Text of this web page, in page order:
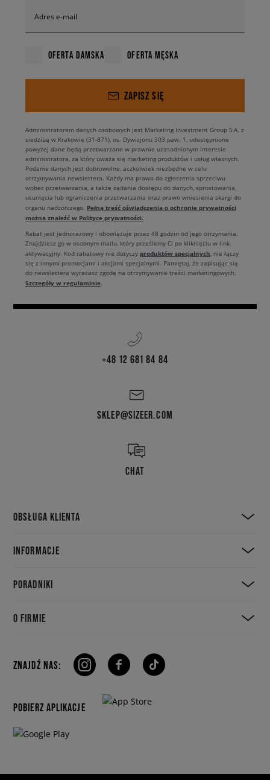
Adres e-mail
OFERTA DAMSKA OFERTA MĘSKA
ZAPISZ SIĘ
Administratorem danych osobowych jest Marketing Investment Group S.A. z
siedzibą w Krakowie (31-871), os. Dywizjonu 303 paw. 1, udostępnione
powyżej dane będą przetwarzane w prawnie uzasadnionym interesie
administratora, za który uważa się marketing produktów i usług własnych.
Podanie danych jest dobrowolne, aczkolwiek niezbędne w celu
otrzymywania newslettera. Każdy ma prawo do zgłoszenia sprzeciwu
wobec przetwarzania, a także żądania dostępu do danych, sprostowania,
usunięcia lub ograniczenia przetwarzania oraz prawo wniesienia skargi do
organu nadzorczego. Pełną treść oświadczenia o ochronie prywatności
można znaleźć w Polityce prywatności.
Rabat jest jednorazowy i obowiązuje przez 48 godzin od jego otrzymania.
Znajdziesz go w osobnym mailu, który prześlemy Ci po kliknięciu w link
aktywacyjny. Kod rabatowy nie dotyczy produktów specjalnych, nie łączy
się z innymi promocjami i akcjami specjalnymi. Pamiętaj, że zapisując się
do newslettera wyrażasz zgodę na otrzymywanie treści marketingowych.
Szczegóły w regulaminie.
+48 12 681 84 84
SKLEP@SIZEER.COM
CHAT
OBSŁUGA KLIENTA
INFORMACJE
PORADNIKI
O FIRMIE
ZNAJDŹ NAS:
POBIERZ APLIKACJE